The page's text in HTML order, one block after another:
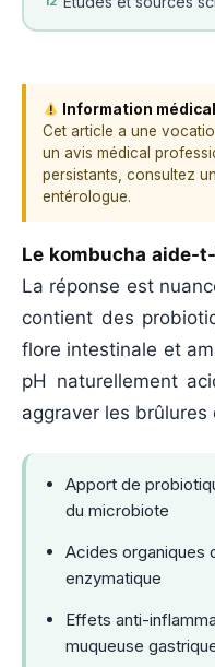
Information
Cet article a une
un avis médical
persistants, consultez
entérologue.
Le kombucha aide-
La réponse est
contient des
flore intestinale et
pH naturellement
aggraver les brûlures
Apport de
du microbiote
Acides organiques
enzymatique
Effets anti-
muqueuse